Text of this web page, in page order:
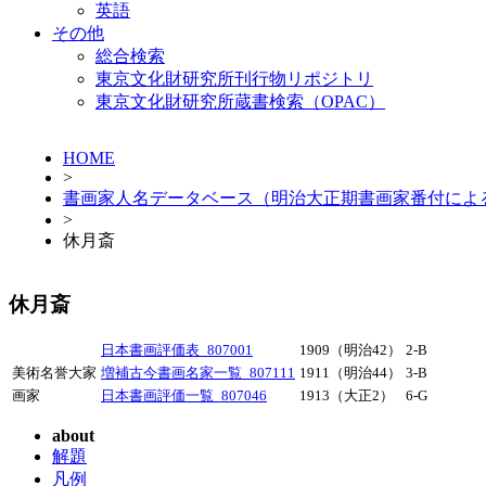
英語
その他
総合検索
東京文化財研究所刊行物リポジトリ
東京文化財研究所蔵書検索（OPAC）
HOME
>
書画家人名データベース（明治大正期書画家番付によ
>
休月斎
休月斎
日本書画評価表_807001 1909（明治42）
2-B
美術名誉大家 増補古今書画名家一覧_807111 1911（明治44）
3-B
画家
日本書画評価一覧_807046 1913（大正2） 6-G
about
解題
凡例